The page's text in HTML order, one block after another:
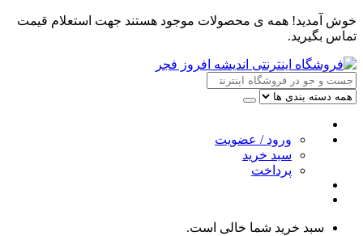
خوش آمدید! همه ی محصولات موجود هستند جهت استعلام قیمت
تماس بگیرید.
ورود / عضویت
سبد خرید
پرداخت
سبد خرید شما خالی است.